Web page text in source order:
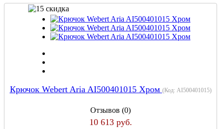
Крючок Webert Aria AI500401015 Хром (Код: AI500401015)
Отзывов (0)
10 613 руб.